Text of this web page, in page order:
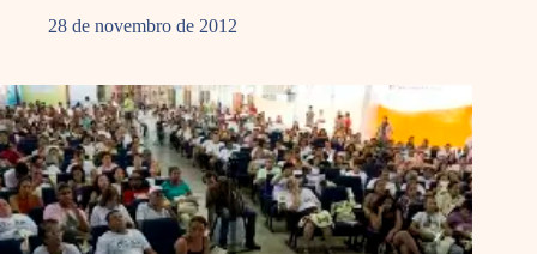
28 de novembro de 2012